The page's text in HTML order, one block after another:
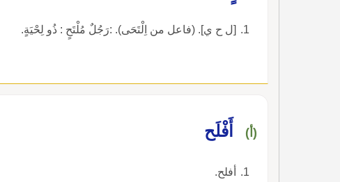
[ل ح ي]. (فاعل من اِلْتَحَى). :رَجُلٌ مُلْتَحٍ : ذُو لِحْيَةٍ.
(أ) أَفْلَح
أفلح.